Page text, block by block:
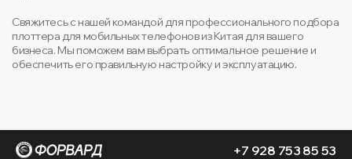
Свяжитесь с нашей командой для профессионального подбора
плоттера для мобильных телефонов из Китая для вашего
бизнеса. Мы поможем вам выбрать оптимальное решение и
обеспечить его правильную настройку и эксплуатацию.
+7 928 753 85 53